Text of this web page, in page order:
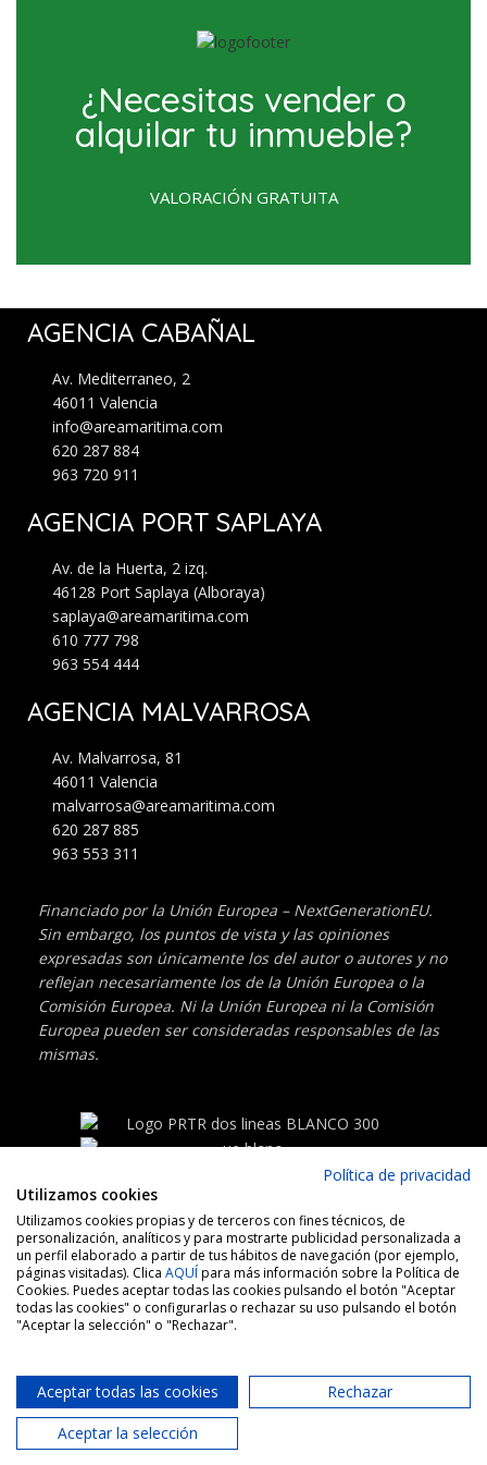
¿Necesitas vender o
alquilar tu inmueble?
VALORACIÓN GRATUITA
AGENCIA CABAÑAL
Av. Mediterraneo, 2
46011 Valencia
info@areamaritima.com
620 287 884
963 720 911
AGENCIA PORT SAPLAYA
Av. de la Huerta, 2 izq.
46128 Port Saplaya (Alboraya)
saplaya@areamaritima.com
610 777 798
963 554 444
AGENCIA MALVARROSA
Av. Malvarrosa, 81
46011 Valencia
malvarrosa@areamaritima.com
620 287 885
963 553 311
Financiado por la Unión Europea – NextGenerationEU.
Sin embargo, los puntos de vista y las opiniones
expresadas son únicamente los del autor o autores y no
reflejan necesariamente los de la Unión Europea o la
Comisión Europea. Ni la Unión Europea ni la Comisión
Europea pueden ser consideradas responsables de las
mismas.
ÁREA MARÍTIMA S.L, todos los derechos reservados
Política de cookies–Política de privacidad–Aviso legal–
Declaración de accesibilidad
Política de privacidad
Utilizamos cookies
Utilizamos cookies propias y de terceros con fines técnicos, de
personalización, analíticos y para mostrarte publicidad personalizada a
un perfil elaborado a partir de tus hábitos de navegación (por ejemplo,
páginas visitadas). Clica AQUÍpara más información sobre la Política de
Cookies. Puedes aceptar todas las cookies pulsando el botón "Aceptar
todas las cookies" o configurarlas o rechazar su uso pulsando el botón
"Aceptar la selección" o "Rechazar".
Aceptar todas las cookies
Rechazar
Aceptar la selección